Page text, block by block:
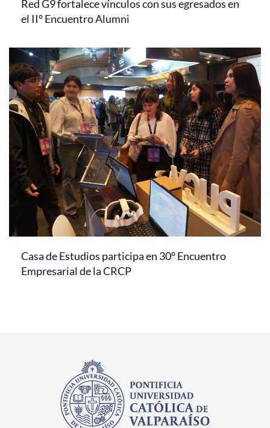
Red G9 fortalece vínculos con sus egresados en
el II° Encuentro Alumni
Casa de Estudios participa en 30° Encuentro
Empresarial de la CRCP